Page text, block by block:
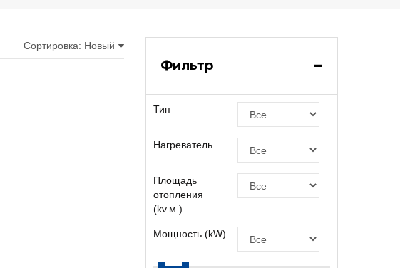
Сортировка: Новый
Фильтр
Тип
Нагреватель
Площадь
отопления
(kv.м.)
Мощность (kW)